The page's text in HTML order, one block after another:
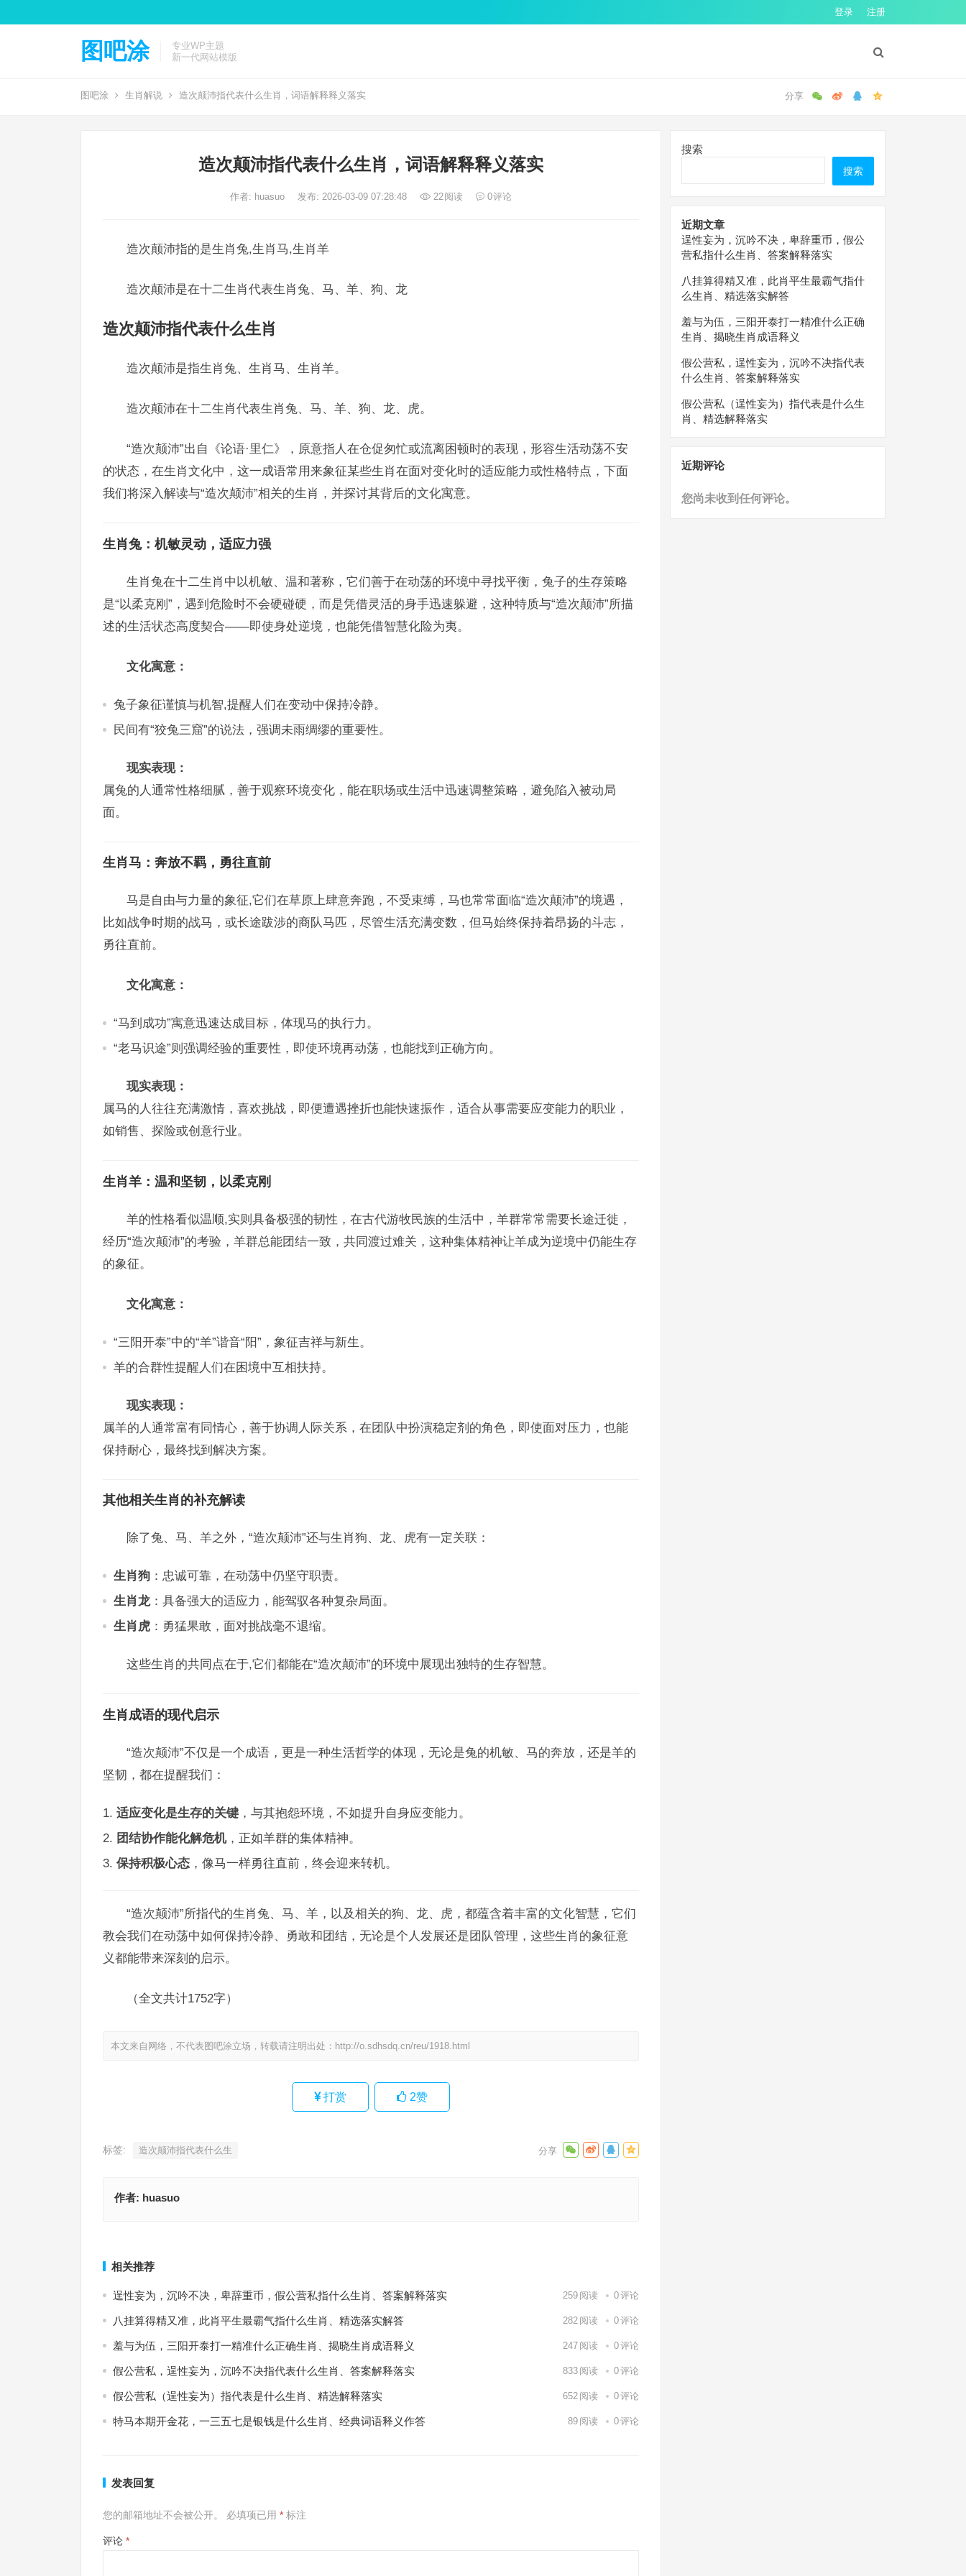
登录 注册
图吧涂
专业WP主题
新一代网站模版
图吧涂 生肖解说 造次颠沛指代表什么生肖，词语解释释义落实
造次颠沛指代表什么生肖，词语解释释义落实
作者: huasuo 发布: 2026-03-09 07:28:48 22阅读 0评论
造次颠沛指的是生肖兔,生肖马,生肖羊
造次颠沛是在十二生肖代表生肖兔、马、羊、狗、龙
造次颠沛指代表什么生肖
造次颠沛是指生肖兔、生肖马、生肖羊。
造次颠沛在十二生肖代表生肖兔、马、羊、狗、龙、虎。
“造次颠沛”出自《论语·里仁》，原意指人在仓促匆忙或流离困顿时的表现，形容生活动荡不安
的状态，在生肖文化中，这一成语常用来象征某些生肖在面对变化时的适应能力或性格特点，下面
我们将深入解读与“造次颠沛”相关的生肖，并探讨其背后的文化寓意。
生肖兔：机敏灵动，适应力强
生肖兔在十二生肖中以机敏、温和著称，它们善于在动荡的环境中寻找平衡，兔子的生存策略
是“以柔克刚”，遇到危险时不会硬碰硬，而是凭借灵活的身手迅速躲避，这种特质与“造次颠沛”所描
述的生活状态高度契合——即使身处逆境，也能凭借智慧化险为夷。
文化寓意：
兔子象征谨慎与机智,提醒人们在变动中保持冷静。
民间有“狡兔三窟”的说法，强调未雨绸缪的重要性。
现实表现：
属兔的人通常性格细腻，善于观察环境变化，能在职场或生活中迅速调整策略，避免陷入被动局
面。
生肖马：奔放不羁，勇往直前
马是自由与力量的象征,它们在草原上肆意奔跑，不受束缚，马也常常面临“造次颠沛”的境遇，
比如战争时期的战马，或长途跋涉的商队马匹，尽管生活充满变数，但马始终保持着昂扬的斗志，
勇往直前。
文化寓意：
“马到成功”寓意迅速达成目标，体现马的执行力。
“老马识途”则强调经验的重要性，即使环境再动荡，也能找到正确方向。
现实表现：
属马的人往往充满激情，喜欢挑战，即便遭遇挫折也能快速振作，适合从事需要应变能力的职业，
如销售、探险或创意行业。
生肖羊：温和坚韧，以柔克刚
羊的性格看似温顺,实则具备极强的韧性，在古代游牧民族的生活中，羊群常常需要长途迁徙，
经历“造次颠沛”的考验，羊群总能团结一致，共同渡过难关，这种集体精神让羊成为逆境中仍能生存
的象征。
文化寓意：
“三阳开泰”中的“羊”谐音“阳”，象征吉祥与新生。
羊的合群性提醒人们在困境中互相扶持。
现实表现：
属羊的人通常富有同情心，善于协调人际关系，在团队中扮演稳定剂的角色，即使面对压力，也能
保持耐心，最终找到解决方案。
其他相关生肖的补充解读
除了兔、马、羊之外，“造次颠沛”还与生肖狗、龙、虎有一定关联：
生肖狗 ：忠诚可靠，在动荡中仍坚守职责。
生肖龙：具备强大的适应力，能驾驭各种复杂局面。
生肖虎 ：勇猛果敢，面对挑战毫不退缩。
这些生肖的共同点在于,它们都能在“造次颠沛”的环境中展现出独特的生存智慧。
生肖成语的现代启示
“造次颠沛”不仅是一个成语，更是一种生活哲学的体现，无论是兔的机敏、马的奔放，还是羊的
坚韧，都在提醒我们：
适应变化是生存的关键 ，与其抱怨环境，不如提升自身应变能力。
团结协作能化解危机，正如羊群的集体精神。
保持积极心态 ，像马一样勇往直前，终会迎来转机。
“造次颠沛”所指代的生肖兔、马、羊，以及相关的狗、龙、虎，都蕴含着丰富的文化智慧，它们
教会我们在动荡中如何保持冷静、勇敢和团结，无论是个人发展还是团队管理，这些生肖的象征意
义都能带来深刻的启示。
（全文共计1752字）
本文来自网络，不代表图吧涂立场，转载请注明出处： http://o.sdhsdq.cn/reu/1918.html
打赏 2赞
标签: 造次颠沛指代表什么生
作者: huasuo
相关推荐
逞性妄为，沉吟不决，卑辞重币，假公营私指什么生肖、答案解释落实 259 阅读 0评论
八挂算得精又准，此肖平生最霸气指什么生肖、精选落实解答 282 阅读 0评论
羞与为伍，三阳开泰打一精准什么正确生肖、揭晓生肖成语释义 247 阅读 0评论
假公营私，逞性妄为，沉吟不决指代表什么生肖、答案解释落实 833 阅读 0评论
假公营私（逞性妄为）指代表是什么生肖、精选解释落实 652 阅读 0评论
特马本期开金花，一三五七是银钱是什么生肖、经典词语释义作答 89 阅读 0评论
发表回复
您的邮箱地址不会被公开。 必填项已用 * 标注
评论 *
搜索
搜索
近期文章
逞性妄为，沉吟不决，卑辞重币，假公
营私指什么生肖、答案解释落实
八挂算得精又准，此肖平生最霸气指什
么生肖、精选落实解答
羞与为伍，三阳开泰打一精准什么正确
生肖、揭晓生肖成语释义
假公营私，逞性妄为，沉吟不决指代表
什么生肖、答案解释落实
假公营私（逞性妄为）指代表是什么生
肖、精选解释落实
近期评论
您尚未收到任何评论。